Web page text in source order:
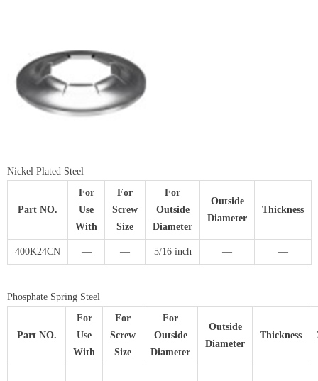
Nickel Plated Steel
Part NO.
For
Use
With
For
Screw
Size
For
Outside
Diameter
Outside
Diameter
Thickness
400K24CN — — 5/16 inch — —
Phosphate Spring Steel
Part NO.
For
Use
With
For
Screw
Size
For
Outside
Diameter
Outside
Diameter
Thickness